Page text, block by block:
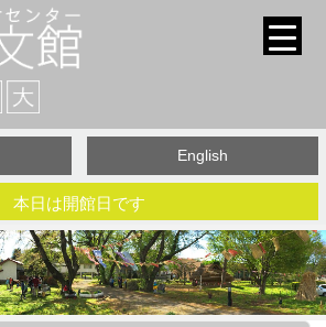
English
本日は開館日です